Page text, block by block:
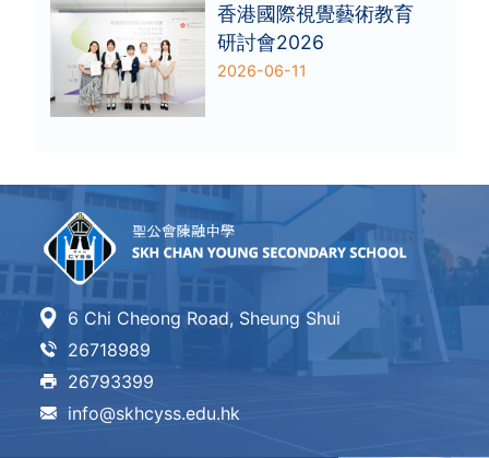
香港國際視覺藝術教育
研討會2026
2026-06-11
6 Chi Cheong Road, Sheung Shui
26718989
26793399
info@skhcyss.edu.hk